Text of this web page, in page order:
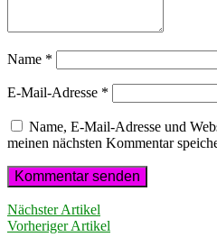
Name *
E-Mail-Adresse *
Name, E-Mail-Adresse und
meinen nächsten Kommentar
Nächster Artikel
Vorheriger Artikel